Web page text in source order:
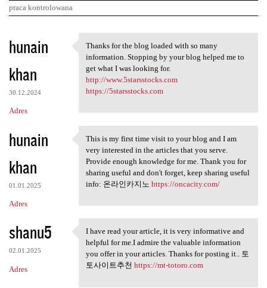
praca kontrolowana
K
o
m
e
n
a
r
z
e
hunain
khan
30.12.2024
Adres
Thanks for the blog loaded
Thanks for the blog loaded with so many
information. Stopping by your blog helped me to
get what I was looking for.
http://www.5starsstocks.com
https://5starsstocks.com
hunain
khan
01.01.2025
Adres
This is my first time visit
This is my first time visit to your blog and I am
very interested in the articles that you serve.
Provide enough knowledge for me. Thank you for
sharing useful and don't forget, keep sharing useful
info: 온라인카지노 https://oncacity.com/
shanu5
02.01.2025
Adres
I have read your article, it
I have read your article, it is very informative and
helpful for me.I admire the valuable information
you offer in your articles. Thanks for posting it.. 토
토사이트추천 https://mt-totoro.com